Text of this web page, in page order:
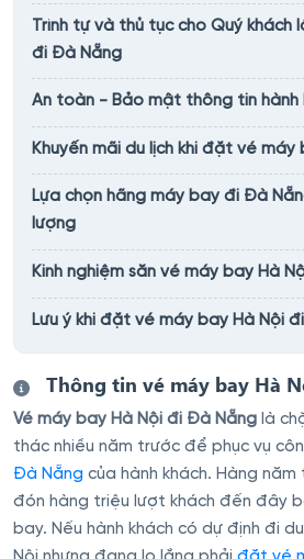
Trình tự và thủ tục cho Quý khách
đi Đà Nẵng
An toàn - Bảo mật thông tin hành
Khuyến mãi du lịch khi đặt vé
Lựa chọn hãng máy bay đi Đà
lượng
Kinh nghiệm săn vé máy bay Hà
Lưu ý khi đặt vé máy bay Hà Nội
Thông tin vé máy bay Hà
Vé máy bay Hà Nội đi Đà Nẵng là
thác nhiều năm trước để phục vụ
Đà Nẵng của hành khách. Hàng
đón hàng triệu lượt khách đến đây
bay. Nếu hành khách có dự định đi